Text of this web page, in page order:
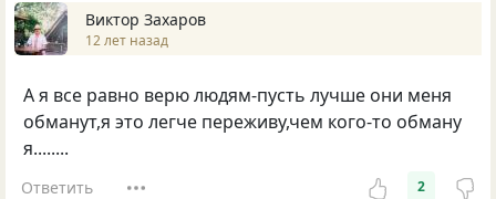
Виктор Захаров
12 лет назад
А я все равно верю людям-пусть лучше они меня
обманут,я это легче переживу,чем кого-то обману
я........
Ответить 2